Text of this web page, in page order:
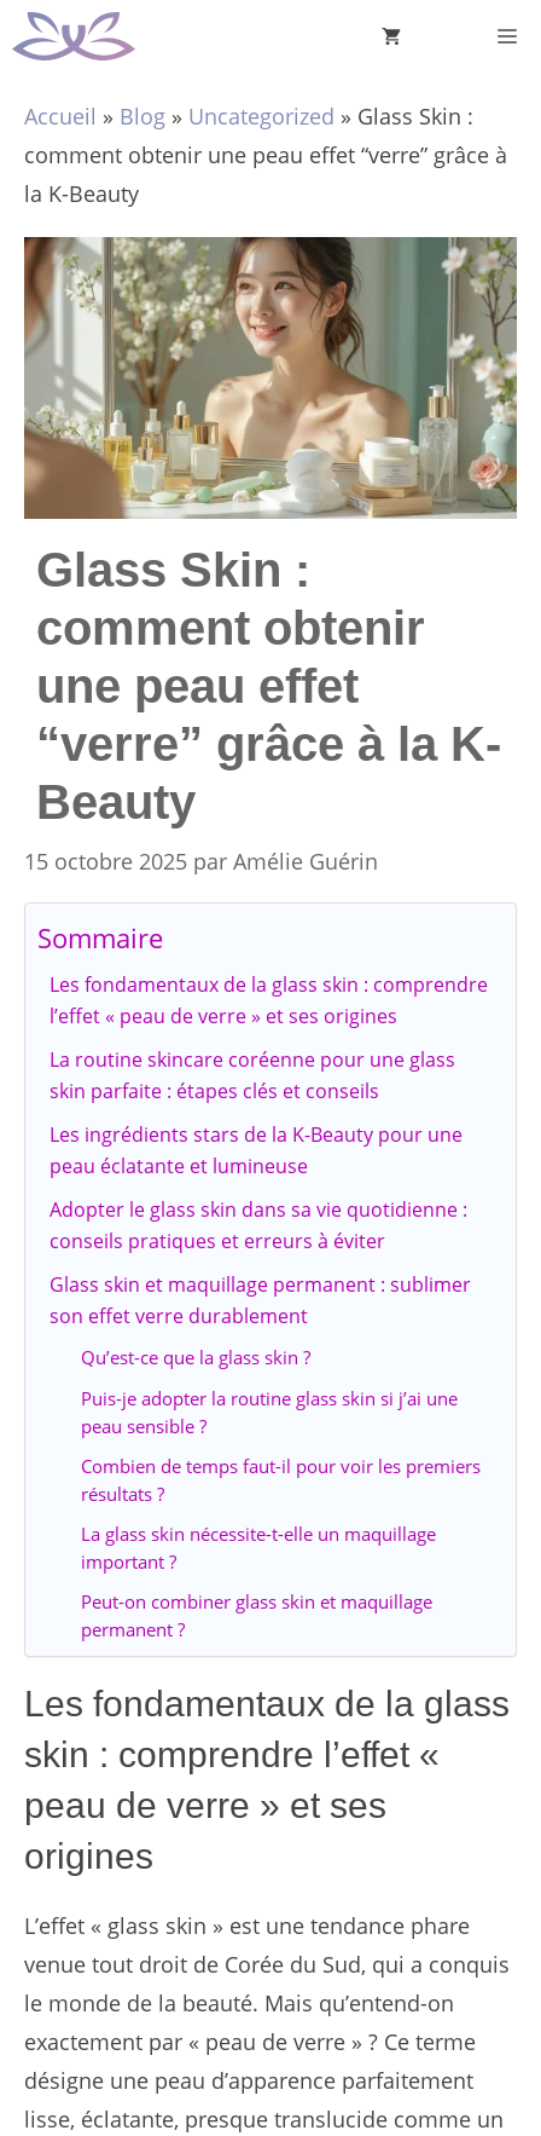
Aller
au
Accueil » Blog » Uncategorized » Glass Skin :
comment obtenir une peau effet “verre” grâce à
la K-Beauty
Glass Skin :
comment obtenir
une peau effet
“verre” grâce à la K-
Beauty
15 octobre 2025 par Amélie Guérin
Sommaire
Les fondamentaux de la glass skin : comprendre
l’effet « peau de verre » et ses origines
La routine skincare coréenne pour une glass
skin parfaite : étapes clés et conseils
Les ingrédients stars de la K-Beauty pour une
peau éclatante et lumineuse
Adopter le glass skin dans sa vie quotidienne :
conseils pratiques et erreurs à éviter
Glass skin et maquillage permanent : sublimer
son effet verre durablement
Qu’est-ce que la glass skin ?
Puis-je adopter la routine glass skin si j’ai une
peau sensible ?
Combien de temps faut-il pour voir les premiers
résultats ?
La glass skin nécessite-t-elle un maquillage
important ?
Peut-on combiner glass skin et maquillage
permanent ?
Les fondamentaux de la glass
skin : comprendre l’effet «
peau de verre » et ses
origines
L’effet « glass skin » est une tendance phare
venue tout droit de Corée du Sud, qui a conquis
le monde de la beauté. Mais qu’entend-on
exactement par « peau de verre » ? Ce terme
désigne une peau d’apparence parfaitement
lisse, éclatante, presque translucide comme un